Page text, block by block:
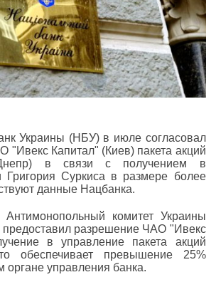
Украины (НБУ) в июле согласовал
"Ивекс Капитал" (Киев) пакета акций
в связи с получением в
Григория Суркиса в размере более
данные Нацбанка.
Антимонопольный комитет Украины
разрешение ЧАО "Ивекс
в управление пакета акций
обеспечивает превышение 25%
органе управления банка.